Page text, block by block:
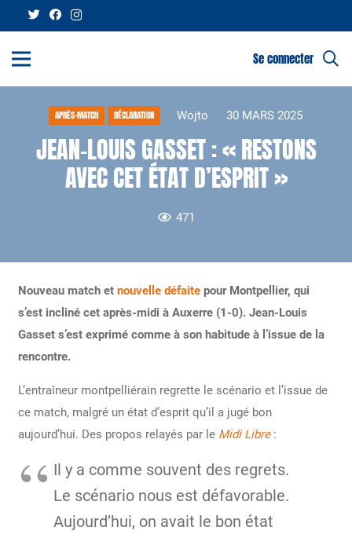
Se connecter
APRÈS-MATCH DÉCLARATION Wojto 30 MARS 2025
JEAN-LOUIS GASSET : « RESTONS
AVEC CET ÉTAT D’ESPRIT »
471
Nouveau match et nouvelle défaitepour Montpellier, qui
s’est incliné cet après-midi à Auxerre (1-0). Jean-Louis
Gasset s’est exprimé comme à son habitude à l’issue de la
rencontre.
L’entraîneur montpelliérain regrette le scénario et l’issue de
ce match, malgré un état d’esprit qu’il a jugé bon
aujourd’hui. Des propos relayés par le Midi Libre:
Il y a comme souvent des regrets.
Le scénario nous est défavorable.
Aujourd’hui, on avait le bon état